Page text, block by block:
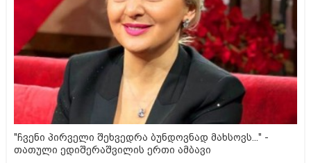
"ჩვენი პირველი შეხვედრა ბუნდოვნად მახსოვს..." -
თათული ედიშერაშვილის ერთი ამბავი